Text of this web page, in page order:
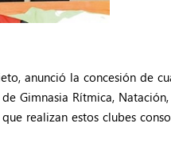
anunció la concesión de
Rítmica,
realizan estos clubes